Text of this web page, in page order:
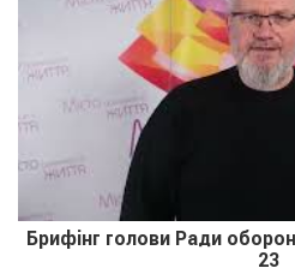
Брифінг голови Ради
23